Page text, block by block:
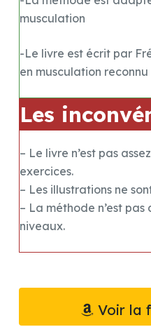
musculation
-Le livre est écrit par
en musculation
Les
– Le livre n’est pas
exercices.
– Les illustrations ne
– La méthode n’est
niveaux.
Voir la